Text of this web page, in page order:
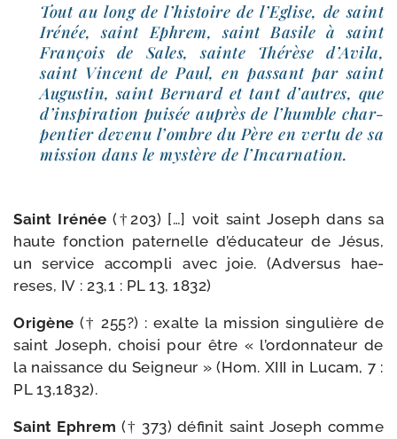
Tout au long de l’histoire de l’Eglise, de saint
Irénée, saint Ephrem, saint Basile à saint
François de Sales, sainte Thérèse d’Avila,
saint Vincent de Paul, en pas­sant par saint
Augustin, saint Bernard et tant d’autres, que
d’inspiration pui­sée auprès de l’humble char­
pen­tier deve­nu l’ombre du Père en ver­tu de sa
mis­sion dans le mys­tère de l’Incarnation.
Saint Irénée(†203) […] voit saint Joseph dans sa
haute fonc­tion pater­nelle d’é­du­ca­teur de Jésus,
un ser­vice accom­pli avec joie. (Adversus hae­
reses, IV : 23,1 : PL 13, 1832)
Origène († 255?) : exalte la mis­sion sin­gu­lière de
saint Joseph, choi­si pour être « l’or­don­na­teur de
la nais­sance du Seigneur » (Hom. XIII in Lucam, 7 :
PL 13,1832).
Saint Ephrem († 373) défi­nit saint Joseph comme